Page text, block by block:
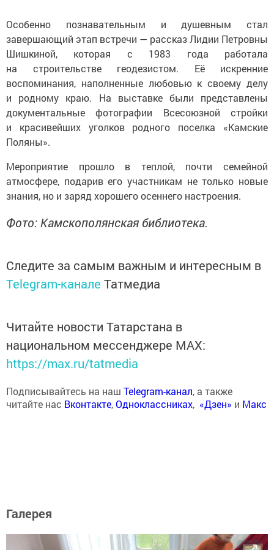
Особенно познавательным и душевным стал
завершающий этап встречи — рассказ Лидии Петровны
Шишкиной, которая с 1983 года работала
на строительстве геодезистом. Её искренние
воспоминания, наполненные любовью к своему делу
и родному краю. На выставке были представлены
документальные фотографии Всесоюзной стройки
и красивейших уголков родного поселка «Камские
Поляны».
Мероприятие прошло в теплой, почти семейной
атмосфере, подарив его участникам не только новые
знания, но и заряд хорошего осеннего настроения.
Фото: Камскополянская библиотека.
Следите за самым важным и интересным в
Telegram-канале Татмедиа
Читайте новости Татарстана в
национальном мессенджере MАХ:
https://max.ru/tatmedia
Подписывайтесь на наш Telegram-канал, а также
читайте нас Вконтакте,Одноклассниках, «Дзен» и Макс
Галерея